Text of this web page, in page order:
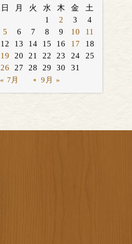
日
月 火 水 木 金
土
1
2 3
4
5
6 7 8 9 10
11
12
13 14 15 16 17
18
19
20 21 22 23 24
25
26
27 28 29 30 31
« 7月 9月 »